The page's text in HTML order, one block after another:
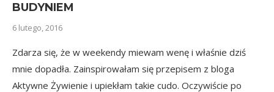
BUDYNIEM
6 lutego, 2016
Zdarza się, że w weekendy miewam wenę i właśnie dziś
mnie dopadła. Zainspirowałam się przepisem z bloga
Aktywne Żywienie i upiekłam takie cudo. Oczywiście po